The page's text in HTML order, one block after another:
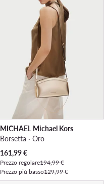
MICHAEL Michael Kors
Borsetta · Oro
Prezzo attuale
161,99€
Prezzo regolare194,99 €
Prezzo più basso129,99 €